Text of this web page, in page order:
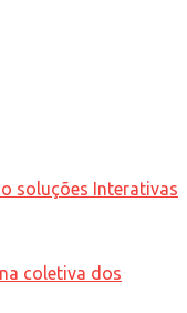
soluções Interativas